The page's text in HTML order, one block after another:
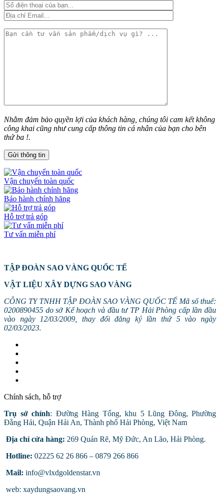
Nhằm đảm bảo quyền lợi của khách hàng, chúng tôi cam kết không
công khai cũng như cung cấp thông tin cá nhân của bạn cho bên
thứ ba !.
Vận chuyển toàn quốc
Bảo hành chính hãng
Hỗ trợ trả góp
Tư vấn miễn phí
TẬP ĐOÀN SAO VÀNG QUỐC TẾ
VẬT LIỆU XÂY DỰNG SAO VÀNG
CÔNG TY TNHH TẬP ĐOÀN SAO VÀNG QUỐC TẾ Mã số thuế:
0200890455 do sở Kế hoạch và đầu tư TP Hải Phòng cấp lần đầu
vào ngày 12/03/2009, thay đổi đăng ký lần thứ 5 vào ngày
02/03/2023.
Chính sách, hỗ trợ
Trụ sở chính: Đường Hàng Tổng, khu 5 Lũng Đông, Phường
Đằng Hải, Quận Hải An, Thành phố Hải Phòng, Việt Nam
Địa chỉ cửa hàng: 269 Quán Rẽ, Mỹ Đức, An Lão, Hải Phòng.
Hotline: 02225 62 26 866 – 0879 266 866
Mail: info@vlxdgoldenstar.vn
web: xaydungsaovang.vn